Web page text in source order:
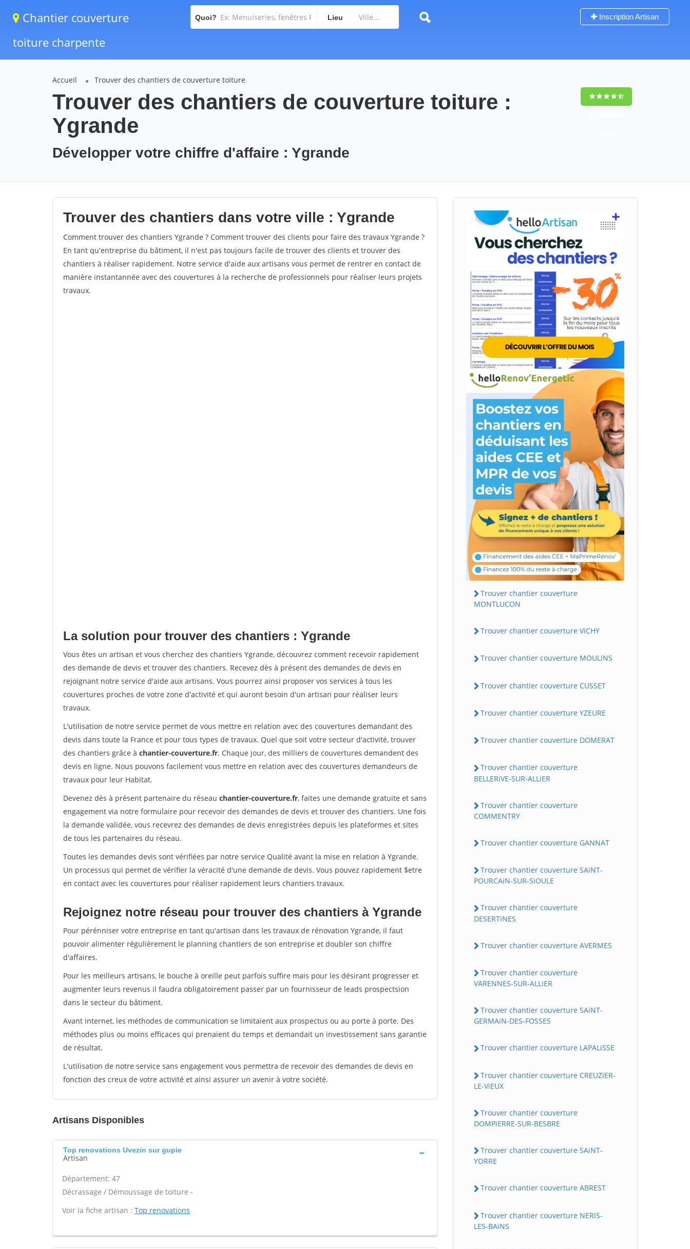
Chantier couverture
toiture charpente
Quoi? Lieu Inscription Artisan
Accueil Trouver des chantiers de couverture toiture
Trouver des chantiers de couverture toiture :
Ygrande
Développer votre chiffre d'affaire : Ygrande
Trouver des chantiers dans votre ville : Ygrande
Comment trouver des chantiers Ygrande ? Comment trouver des clients pour faire des travaux Ygrande ?
En tant qu'entreprise du bâtiment, il n'est pas toujours facile de trouver des clients et trouver des
chantiers à réaliser rapidement. Notre service d'aide aux artisans vous permet de rentrer en contact de
manière instantannée avec des couvertures à la recherche de professionnels pour réaliser leurs projets
travaux.
La solution pour trouver des chantiers : Ygrande
Vous êtes un artisan et vous cherchez des chantiers Ygrande, découvrez comment recevoir rapidement
des demande de devis et trouver des chantiers. Recevez dès à présent des demandes de devis en
rejoignant notre service d'aide aux artisans. Vous pourrez ainsi proposer vos services à tous les
couvertures proches de votre zone d'activité et qui auront besoin d'un artisan pour réaliser leurs
travaux.
L'utilisation de notre service permet de vous mettre en relation avec des couvertures demandant des
devis dans toute la France et pour tous types de travaux. Quel que soit votre secteur d'activité, trouver
des chantiers grâce à chantier-couverture.fr. Chaque jour, des milliers de couvertures demandent des
devis en ligne. Nous pouvons facilement vous mettre en relation avec des couvertures demandeurs de
travaux pour leur Habitat.
Devenez dès à présent partenaire du réseau chantier-couverture.fr, faites une demande gratuite et sans
engagement via notre formulaire pour recevoir des demandes de devis et trouver des chantiers. Une fois
la demande validée, vous recevrez des demandes de devis enregistrées depuis les plateformes et sites
de tous les partenaires du réseau.
Toutes les demandes devis sont vérifiées par notre service Qualité avant la mise en relation à Ygrande.
Un processus qui permet de vérifier la véracité d'une demande de devis. Vous pouvez rapidement $etre
en contact avec les couvertures pour réaliser rapidement leurs chantiers travaux.
Rejoignez notre réseau pour trouver des chantiers à Ygrande
Pour pérénniser votre entreprise en tant qu'artisan dans les travaux de rénovation Ygrande, il faut
pouvoir alimenter régulièrement le planning chantiers de son entreprise et doubler son chiffre
d'affaires.
Pour les meilleurs artisans, le bouche à oreille peut parfois suffire mais pour les désirant progresser et
augmenter leurs revenus il faudra obligatoirement passer par un fournisseur de leads prospectsion
dans le secteur du bâtiment.
Avant internet, les méthodes de communication se limitaient aux prospectus ou au porte à porte. Des
méthodes plus ou moins efficaces qui prenaient du temps et demandait un investissement sans garantie
de résultat.
L'utilisation de notre service sans engagement vous permettra de recevoir des demandes de devis en
fonction des creux de votre activité et ainsi assurer un avenir à votre société.
Artisans Disponibles
Top renovations Uvezin sur gupie
Artisan
Département: 47
Décrassage / Démoussage de toiture -
Voir la fiche artisan : Top renovations
Trouver chantier couverture
MONTLUCON
Trouver chantier couverture ViCHY
Trouver chantier couverture MOULiNS
Trouver chantier couverture CUSSET
Trouver chantier couverture YZEURE
Trouver chantier couverture DOMERAT
Trouver chantier couverture
BELLERiVE-SUR-ALLiER
Trouver chantier couverture
COMMENTRY
Trouver chantier couverture GANNAT
Trouver chantier couverture SAiNT-
POURCAiN-SUR-SiOULE
Trouver chantier couverture
DESERTiNES
Trouver chantier couverture AVERMES
Trouver chantier couverture
VARENNES-SUR-ALLiER
Trouver chantier couverture SAiNT-
GERMAiN-DES-FOSSES
Trouver chantier couverture LAPALiSSE
Trouver chantier couverture CREUZiER-
LE-ViEUX
Trouver chantier couverture
DOMPiERRE-SUR-BESBRE
Trouver chantier couverture SAiNT-
YORRE
Trouver chantier couverture ABREST
Trouver chantier couverture NERiS-
LES-BAiNS